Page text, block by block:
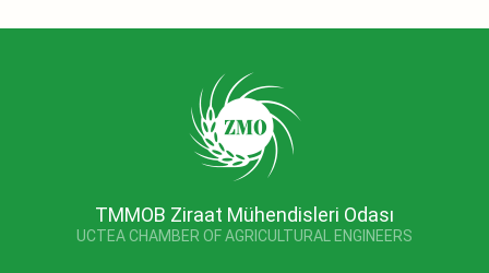
TMMOB Ziraat Mühendisleri Odası
UCTEA CHAMBER OF AGRICULTURAL ENGINEERS